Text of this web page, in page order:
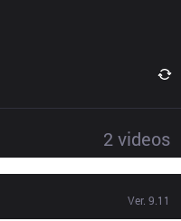
2 videos
Ver. 9.11